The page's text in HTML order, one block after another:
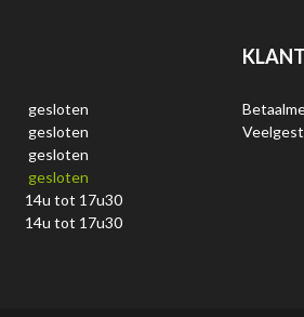
gesloten
gesloten
gesloten
gesloten
14u tot 17u30
14u tot 17u30